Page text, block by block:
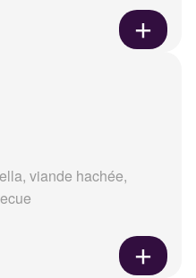
viande hachée,